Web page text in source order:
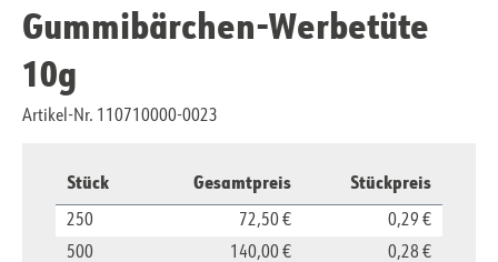
Gummibärchen-Werbetüte
10g
Artikel-Nr. 110710000-0023
Stück Gesamtpreis Stückpreis
250 72,50 €
0,29 €
500
140,00 €
0,28 €